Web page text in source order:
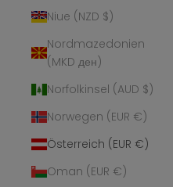
Niue (NZD $)
Nordmazedonien
(MKD ден)
Norfolkinsel (AUD $)
Norwegen (EUR €)
Österreich (EUR €)
Oman (EUR €)